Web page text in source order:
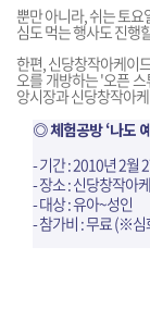
뿐만 아니라, 쉬는 토
심도 먹는 행사도 진행
한편, 신당창작아케이
오를 개방하는 '오픈
앙시장과 신당창작아
◎ 체험공방 ‘나도
- 기간 : 2010년 2월
- 장소 : 신당창작아
- 대상 : 유아~성인
- 참가비 : 무료 (※심